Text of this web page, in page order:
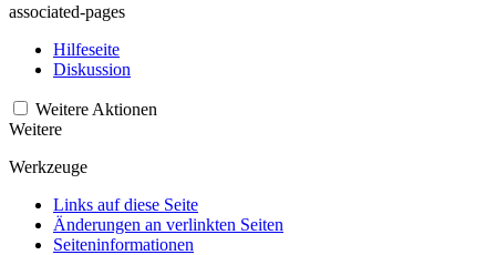
associated-pages
Hilfeseite
Diskussion
Weitere Aktionen
Weitere
Werkzeuge
Links auf diese Seite
Änderungen an verlinkten Seiten
Seiten­­informationen